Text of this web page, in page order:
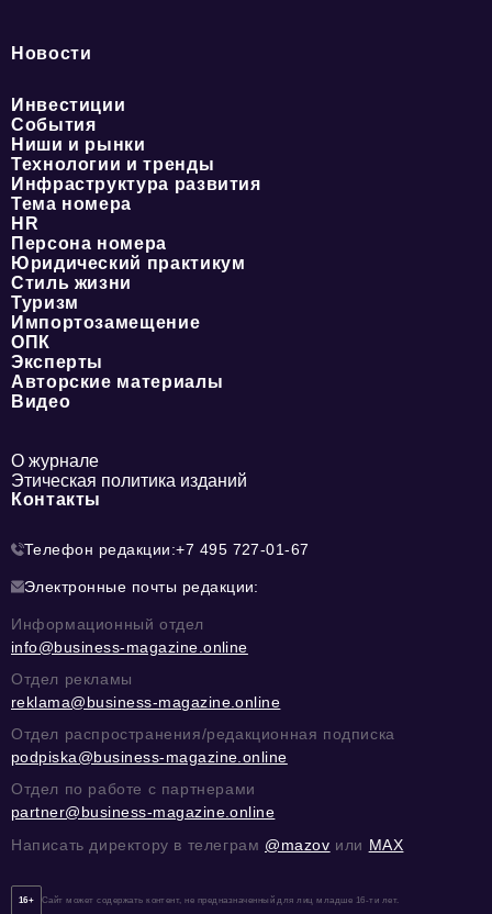
Новости
Инвестиции
События
Ниши и рынки
Технологии и тренды
Инфраструктура развития
Тема номера
HR
Персона номера
Юридический практикум
Стиль жизни
Туризм
Импортозамещение
ОПК
Эксперты
Авторские материалы
Видео
О журнале
Этическая политика изданий
Контакты
Телефон редакции:+7 495 727-01-67
Электронные почты редакции:
Информационный отдел
info@business-magazine.online
Отдел рекламы
reklama@business-magazine.online
Отдел распространения/редакционная подписка
podpiska@business-magazine.online
Отдел по работе с партнерами
partner@business-magazine.online
Написать директору в телеграм @mazov или MAX
16+ Сайт может содержать контент, не предназначенный для лиц младше 16-ти лет.